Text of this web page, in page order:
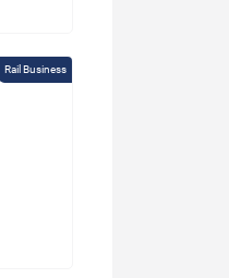
Rail Business